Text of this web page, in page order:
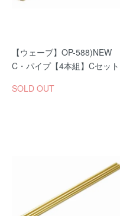
【ウェーブ】OP-588)NEW
C・パイプ【4本組】Cセット
SOLD OUT